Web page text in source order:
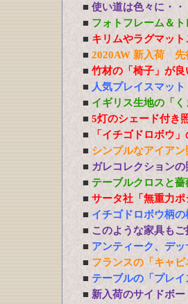
■ 使い道は色々に・
■ フォトフレーム＆
■ キリムやラグマット
■ 2020AW 新入荷 先
■ 竹材の「椅子」が
■ 人気プレイスマッ
■ イギリス生地の「
■ 5灯のシェード付き
■ 「イチゴドロボウ
■ シンプルなアイア
■ ガレコレクション
■ テーブルクロスと薔
■ サータ社「無重力
■ イチゴドロボウ柄の
■ このような家具もご
■ アンティーク、デ
■ フランスの「キャ
■ テーブルの「プレイ
■ 新入荷のサイドボ